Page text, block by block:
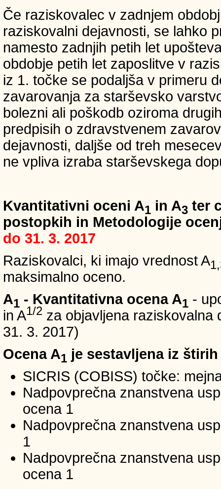
Če raziskovalec v zadnjem
raziskovalni dejavnosti, se lahko
namesto zadnjih petih let
obdobje petih let zaposlitve v
iz 1. točke se podaljša v primeru
zavarovanja za starševsko
bolezni ali poškodb oziroma
predpisih o zdravstvenem
dejavnosti, daljše od treh
ne vpliva izraba starševskega
Kvantitativni oceni A1 in A3 ter
postopkih in Metodologije
do 31. 3. 2017
Raziskovalci, ki imajo vrednost A
maksimalno oceno.
A1 - Kvantitativna ocena A1 -
in A1/2 za objavljena raziskovalna
31. 3. 2017)
Ocena A1 je sestavljena iz
SICRIS (COBISS) točke:
Nadpovprečna znanstvena
ocena 1
Nadpovprečna znanstvena
1
Nadpovprečna znanstvena
ocena 1